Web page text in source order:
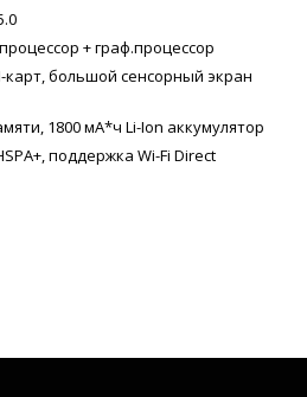
+ граф.процессор
большой сенсорный экран
1800 мА*ч Li-Ion аккумулятор
поддержка Wi-Fi Direct